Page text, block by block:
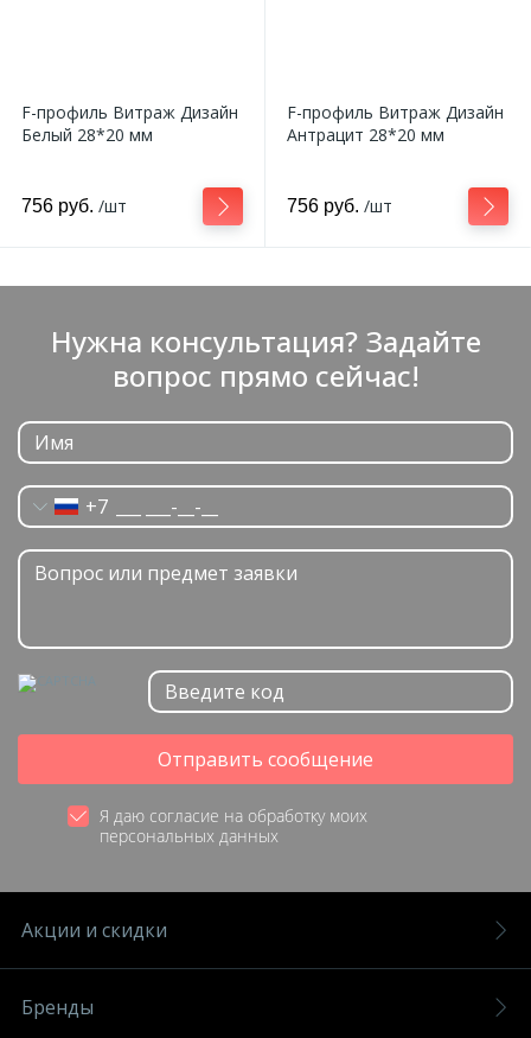
F-профиль Витраж Дизайн
Белый 28*20 мм
756 руб. /шт
F-профиль Витраж Дизайн
Антрацит 28*20 мм
756 руб. /шт
Нужна консультация? Задайте
вопрос прямо сейчас!
+7
Отправить сообщение
Я даю согласие на обработку моих
персональных данных
Акции и скидки
Бренды